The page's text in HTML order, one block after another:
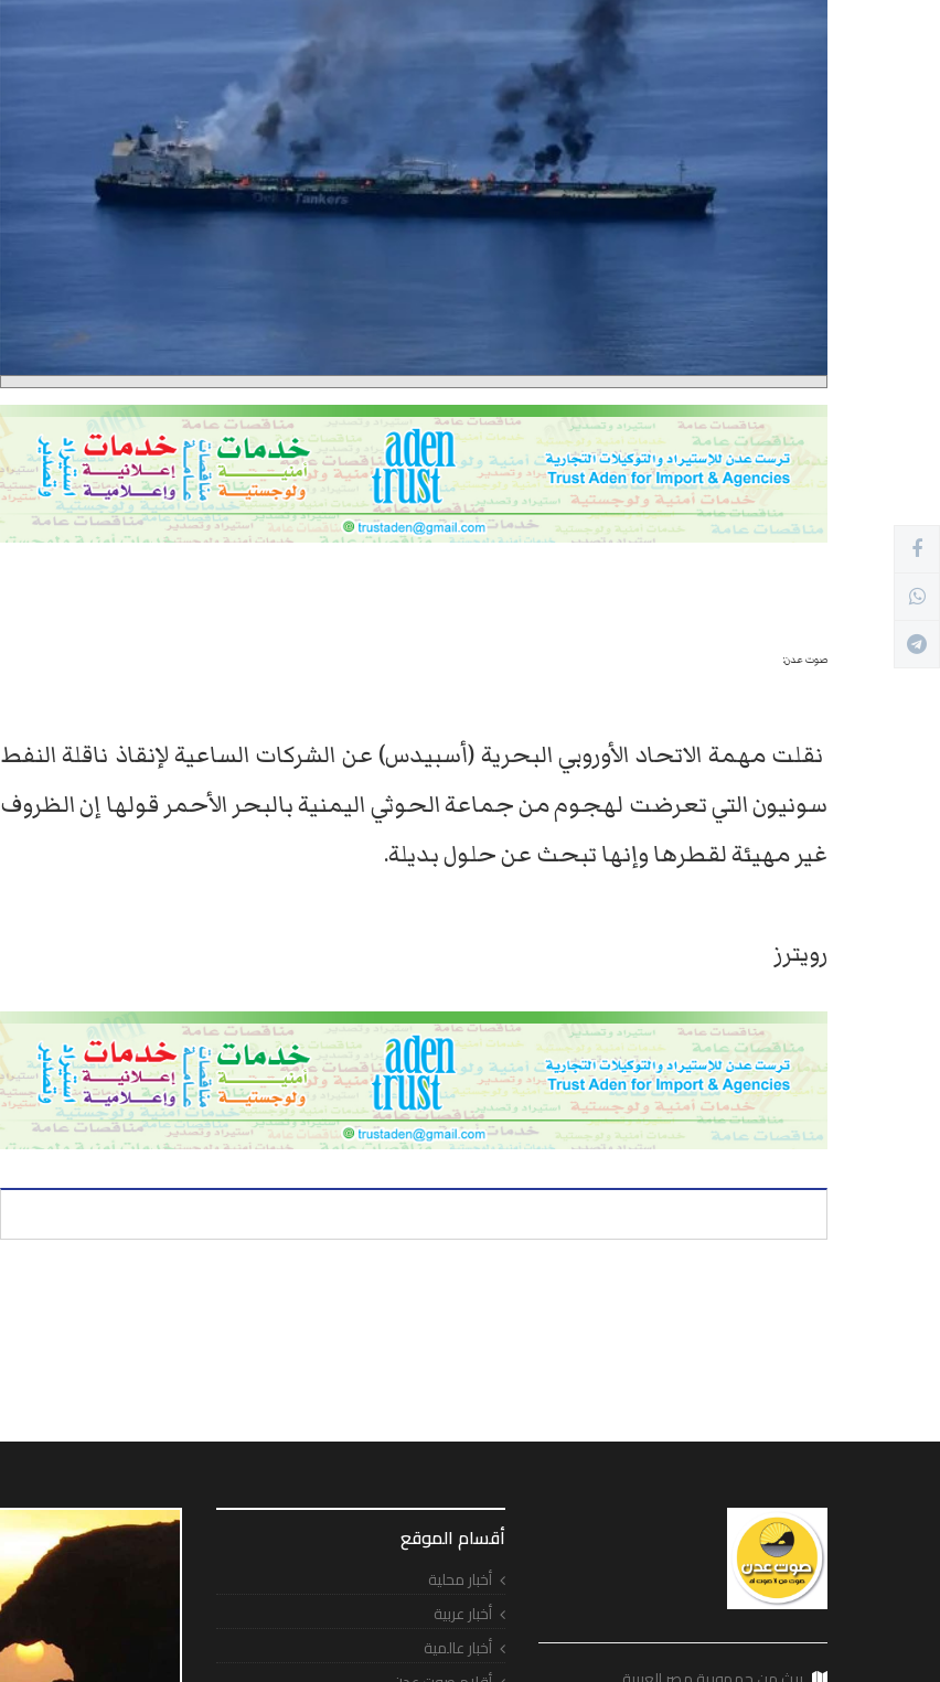
صوت عدن:
نقلت مهمة الاتحاد الأوروبي البحرية (أسبيدس) عن الشركات الساعية لإنقاذ ناقلة النفط
سونيون التي تعرضت لهجوم من جماعة الحوثي اليمنية بالبحر الأحمر قولها إن الظروف
غير مهيئة لقطرها وإنها تبحث عن حلول بديلة.
رويترز
أقسام الموقع
أخبار محلية
أخبار عربية
أخبار عالمية